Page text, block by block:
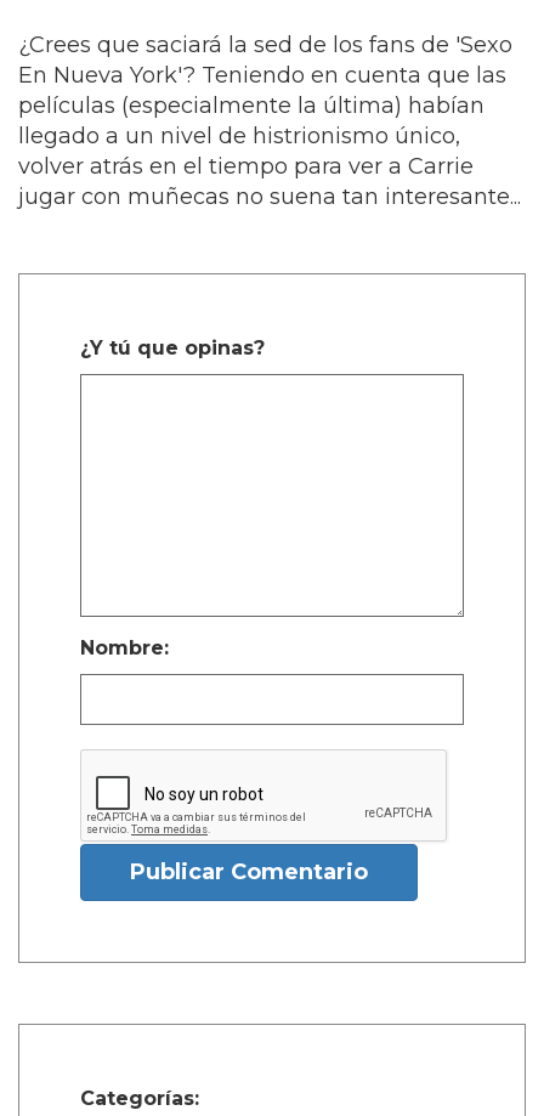
¿Crees que saciará la sed de los fans de 'Sexo
En Nueva York'? Teniendo en cuenta que las
películas (especialmente la última) habían
llegado a un nivel de histrionismo único,
volver atrás en el tiempo para ver a Carrie
jugar con muñecas no suena tan interesante...
¿Y tú que opinas?
Nombre:
Publicar Comentario
Categorías: